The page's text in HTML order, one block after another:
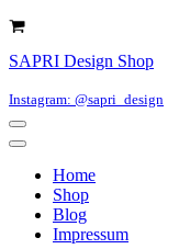
Warenkorb
SAPRI Design Shop
Instagram: @sapri_design
Navigations-
Menü
Navigations-
Home
Shop
Blog
Impressum